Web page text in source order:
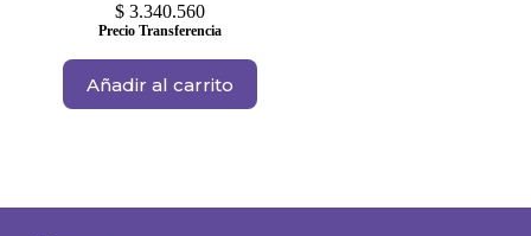
$ 3.340.560
Precio Transferencia
Añadir al carrito